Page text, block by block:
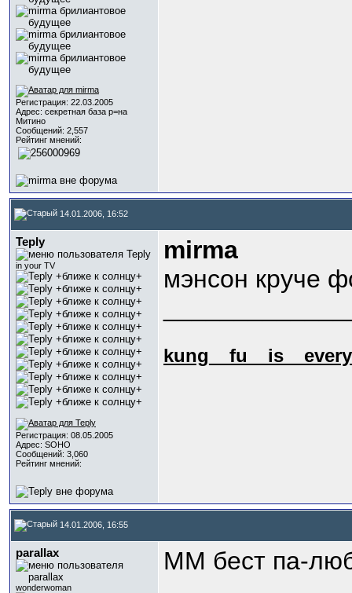
Регистрация: 22.03.2005
Адрес: секретная база р=на
Митино
Сообщений: 2,557
Рейтинг мнений:
14.01.2006, 16:52
Teply
in your TV
Регистрация: 08.05.2005
Адрес: SOHO
Сообщений: 3,060
Рейтинг мнений:
mirma
мэнсон круче
kung_ _fu_ _is_
14.01.2006, 16:55
parallax
wonderwoman
ММ бест па-